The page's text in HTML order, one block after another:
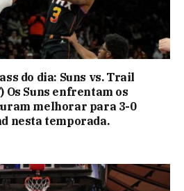
do dia: Suns vs. Trail
Os Suns enfrentam os
melhorar para 3-0
nesta temporada.